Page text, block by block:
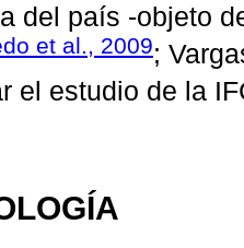
del país -objeto
et al., 2009;
el estudio de la